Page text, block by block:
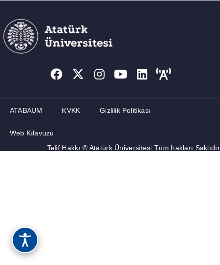
ATABAUM KVKK Gizlilik Politikası
Web Kılavuzu
Telif Hakkı © Atatürk Üniversitesi Tüm hakları Saklıdır